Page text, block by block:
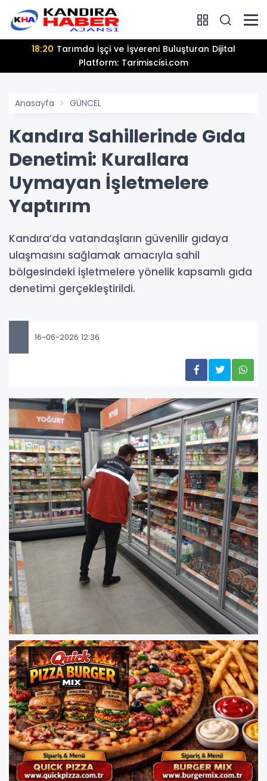
13:25 Hamiyet Elmas Son Yolculuğuna Uğurlanıyor
Anasayfa GÜNCEL
Kandıra Sahillerinde Gıda
Denetimi: Kurallara
Uymayan İşletmelere
Yaptırım
Kandıra’da vatandaşların güvenilir gıdaya
ulaşmasını sağlamak amacıyla sahil
bölgesindeki işletmelere yönelik kapsamlı gıda
denetimi gerçekleştirildi.
16-06-2026 12:36